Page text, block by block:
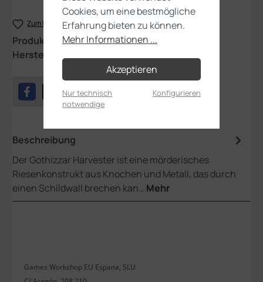
Zum Merkzettel hinzufügen
Produktnummer:94-29
Hersteller:
Beschreibung
Der Gothizzar Harvester ist eine mörderisches
Riesenkonstrukt aus Knochen und Metall, das durch
einen Schildwall brechen kan… Mehr
Games Workshop EU Espana, SLU
Cookies, um eine bestmögliche
Erfahrung bieten zu können.
Mehr Informationen ...
Akzeptieren
Nur technisch
notwendige
Konfigurieren